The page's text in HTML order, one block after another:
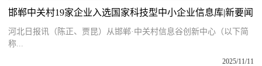
邯郸中关村19家企业入选国家科技型中小企业信息库|新要闻
河北日报讯（陈正、贾昆）从邯郸·中关村信息谷创新中心（以下简
称...
2025/11/11